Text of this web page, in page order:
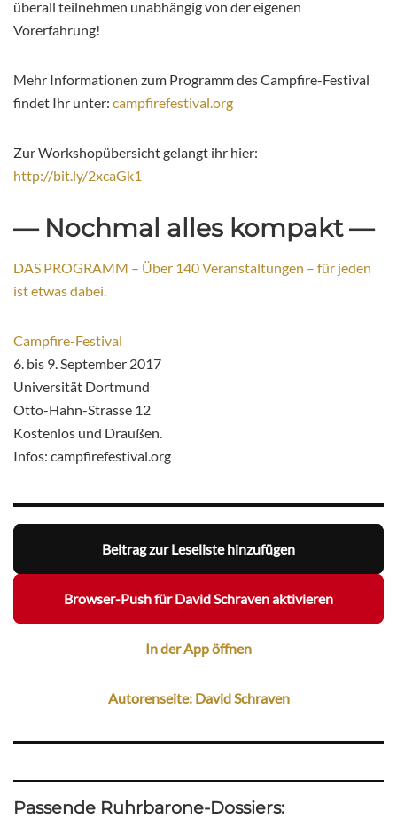
überall teilnehmen unabhängig von der eigenen
Vorerfahrung!
Mehr Informationen zum Programm des Campfire-Festival
findet Ihr unter: campfirefestival.org
Zur Workshopübersicht gelangt ihr hier:
http://bit.ly/2xcaGk1
— Nochmal alles kompakt —
DAS PROGRAMM – Über 140 Veranstaltungen – für jeden
ist etwas dabei.
Campfire-Festival
6. bis 9. September 2017
Universität Dortmund
Otto-Hahn-Strasse 12
Kostenlos und Draußen.
Infos: campfirefestival.org
Beitrag zur Leseliste hinzufügen
Browser-Push für David Schraven aktivieren
In der App öffnen
Autorenseite: David Schraven
Passende Ruhrbarone-Dossiers: